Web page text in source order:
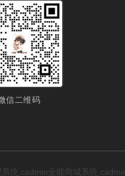
信二维码
统,cadmin全能商城系统